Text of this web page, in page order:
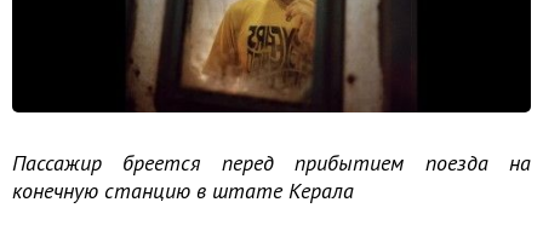
Пассажир бреется перед прибытием поезда на
конечную станцию в штате Керала